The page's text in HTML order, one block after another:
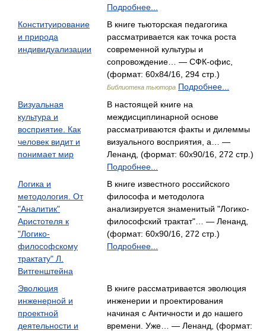
Подробнее...
Конституирование
и природа
индивидуализации
В книге тьюторская педагогика
рассматривается как точка роста
современной культуры и
сопровождение… — СФК-офис,
(формат: 60x84/16, 294 стр.)
Библиотека тьютора Подробнее...
Визуальная
культура и
восприятие. Как
человек видит и
понимает мир
В настоящей книге на
междисциплинарной основе
рассматриваются факты и дилеммы
визуального восприятия, а… —
Ленанд, (формат: 60x90/16, 272 стр.)
Подробнее...
Логика и
методология. От
"Аналитик"
Аристотеля к
"Логико-
философскому
трактату" Л.
Витгенштейна
В книге известного российского
философа и методолога
анализируется знаменитый "Логико-
философский трактат"… — Ленанд,
(формат: 60x90/16, 272 стр.)
Подробнее...
Эволюция
инженерной и
проектной
деятельности и
В книге рассматривается эволюция
инженерии и проектирования
начиная с Античности и до нашего
времени. Уже… — Ленанд, (формат: